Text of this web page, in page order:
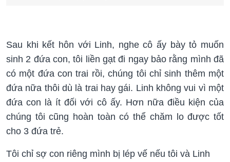
Sau khi kết hôn với Linh, nghe cô ấy bày tỏ muốn
sinh 2 đứa con, tôi liền gạt đi ngay bảo rằng mình đã
có một đứa con trai rồi, chúng tôi chỉ sinh thêm một
đứa nữa thôi dù là trai hay gái. Linh không vui vì một
đứa con là ít đối với cô ấy. Hơn nữa điều kiện của
chúng tôi cũng hoàn toàn có thể chăm lo được tốt
cho 3 đứa trẻ.
Tôi chỉ sợ con riêng mình bị lép vế nếu tôi và Linh